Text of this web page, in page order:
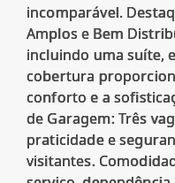
incomparável.
Amplos e Bem
incluindo uma suíte,
cobertura
conforto e a
de Garagem: Três
praticidade e
visitantes.